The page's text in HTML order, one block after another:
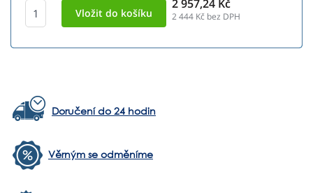
2 957,24 Kč
2 444 Kč bez DPH
Doručení do 24 hodin
Věrným se odměníme